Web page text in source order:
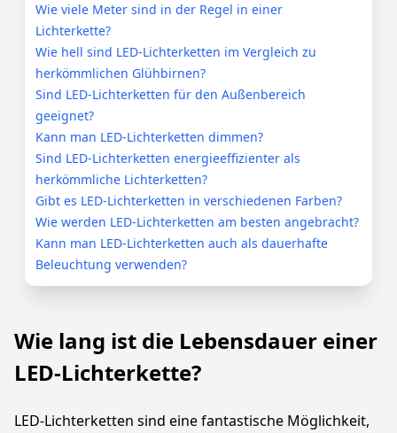
Wie viele Meter sind in der Regel in einer
Lichterkette?
Wie hell sind LED-Lichterketten im Vergleich zu
herkömmlichen Glühbirnen?
Sind LED-Lichterketten für den Außenbereich
geeignet?
Kann man LED-Lichterketten dimmen?
Sind LED-Lichterketten energieeffizienter als
herkömmliche Lichterketten?
Gibt es LED-Lichterketten in verschiedenen Farben?
Wie werden LED-Lichterketten am besten angebracht?
Kann man LED-Lichterketten auch als dauerhafte
Beleuchtung verwenden?
Wie lang ist die Lebensdauer einer
LED-Lichterkette?
LED-Lichterketten sind eine fantastische Möglichkeit,